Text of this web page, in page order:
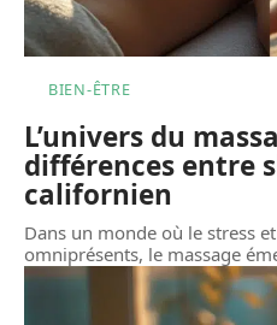
BIEN-ÊTRE
L’univers du
différences entre
californien
Dans un monde où le stress
omniprésents, le massage